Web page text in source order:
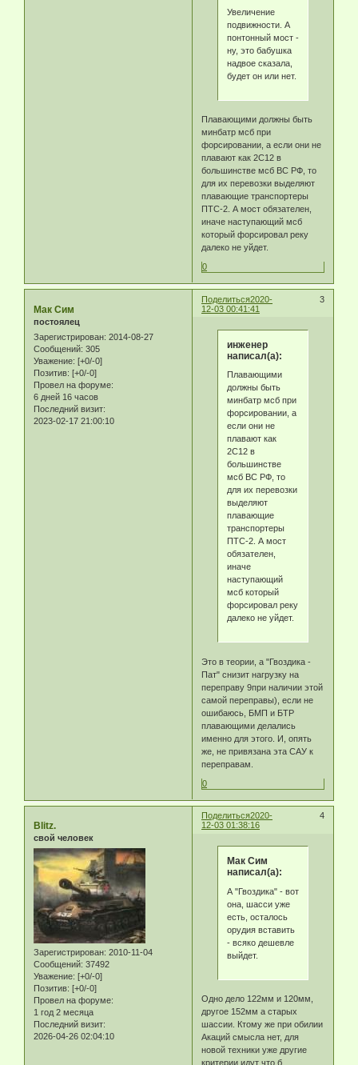
Увеличение
подвижности. А
понтонный мост -
ну, это бабушка
надвое сказала,
будет он или нет.
Плавающими должны быть
минбатр мсб при
форсировании, а если они не
плавают как 2С12 в
большинстве мсб ВС РФ, то
для их перевозки выделяют
плавающие транспортеры
ПТС-2. А мост обязателен,
иначе наступающий мсб
который форсировал реку
далеко не уйдет.
0
Поделиться 3
2020-
12-03 00:41:41
Мак Сим
постоялец
Зарегистрирован: 2014-08-27
Сообщений: 305
Уважение: [+0/-0]
Позитив: [+0/-0]
Провел на форуме:
6 дней 16 часов
Последний визит:
2023-02-17 21:00:10
инженер
написал(а):
Плавающими
должны быть
минбатр мсб при
форсировании, а
если они не
плавают как
2С12 в
большинстве
мсб ВС РФ, то
для их перевозки
выделяют
плавающие
транспортеры
ПТС-2. А мост
обязателен,
иначе
наступающий
мсб который
форсировал реку
далеко не уйдет.
Это в теории, а "Гвоздика -
Пат" снизит нагрузку на
переправу 9при наличии этой
самой переправы), если не
ошибаюсь, БМП и БТР
плавающими делались
именно для этого. И, опять
же, не привязана эта САУ к
переправам.
0
Поделиться 4
2020-
12-03 01:38:16
Blitz.
свой человек
Зарегистрирован: 2010-11-04
Сообщений: 37492
Уважение: [+0/-0]
Позитив: [+0/-0]
Провел на форуме:
1 год 2 месяца
Последний визит:
2026-04-26 02:04:10
Мак Сим
написал(а):
А "Гвоздика" - вот
она, шасси уже
есть, осталось
орудия вставить
- всяко дешевле
выйдет.
Одно дело 122мм и 120мм,
другое 152мм а старых
шассии. Ктому же при обилии
Акаций смысла нет, для
новой техники уже другие
критерии идут что б